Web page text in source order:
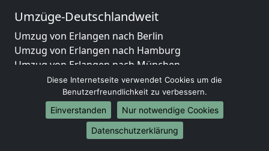
Umzüge-Deutschlandweit
Umzug von Erlangen nach Berlin
Umzug von Erlangen nach Hamburg
Umzug von Erlangen nach München
Umzug von Erlangen nach Köln
Umzug von Erlangen nach Frankfurt am Main
Umzug von Erlangen nach Stuttgart
Umzug von Erlangen nach Düsseldorf
Umzug von Erlangen nach Leipzig
Diese Internetseite verwendet Cookies um die
Benutzerfreundlichkeit zu verbessern.
Einverstanden
Nur notwendige Cookies
Datenschutzerklärung